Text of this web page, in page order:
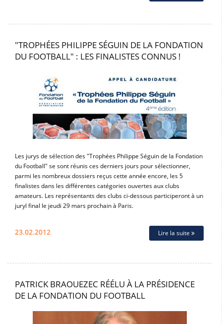
"TROPHÉES PHILIPPE SÉGUIN DE LA FONDATION
DU FOOTBALL" : LES FINALISTES CONNUS !
Les jurys de sélection des "Trophées Philippe Séguin de la Fondation
du Football" se sont réunis ces derniers jours pour sélectionner,
parmi les nombreux dossiers reçus cette année encore, les 5
finalistes dans les différentes catégories ouvertes aux clubs
amateurs. Les représentants des clubs ci-dessous participeront à un
juryl final le jeudi 29 mars prochain à Paris.
23.02.2012 Lire la suite
PATRICK BRAOUEZEC RÉÉLU À LA PRÉSIDENCE
DE LA FONDATION DU FOOTBALL